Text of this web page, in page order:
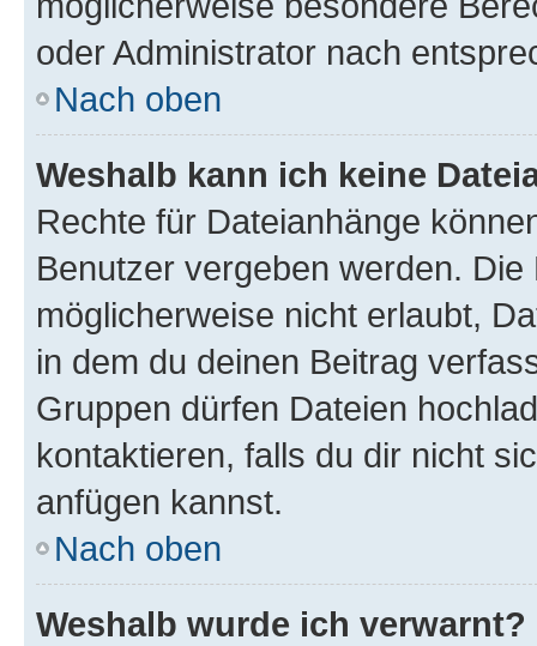
oder Administrator nach
Nach oben
Weshalb kann ich keine
Rechte für Dateianhänge
Benutzer vergeben werden.
möglicherweise nicht erlaubt,
in dem du deinen Beitrag
Gruppen dürfen Dateien
kontaktieren, falls du dir nicht
anfügen kannst.
Nach oben
Weshalb wurde ich verwarnt?